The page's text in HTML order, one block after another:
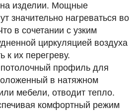
изделии. Мощные
значительно нагреваться во
в сочетании с узким
циркуляцией воздуха
к их перегреву.
профиль для
в натяжном
мебели, отводит тепло.
комфортный режим